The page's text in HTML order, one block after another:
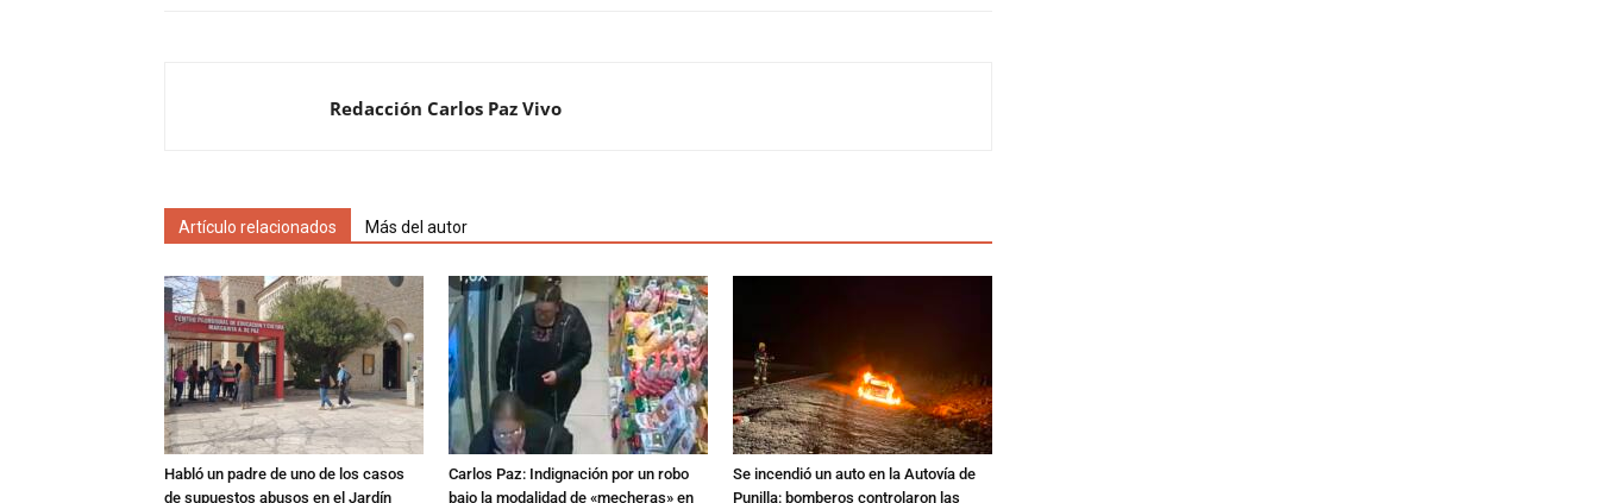
Redacción Carlos Paz Vivo
Artículo relacionados Más del autor
Habló un padre de uno de los casos
de supuestos abusos en el Jardín
Carlos Paz: Indignación por un robo
bajo la modalidad de «mecheras» en
Se incendió un auto en la Autovía de
Punilla: bomberos controlaron las